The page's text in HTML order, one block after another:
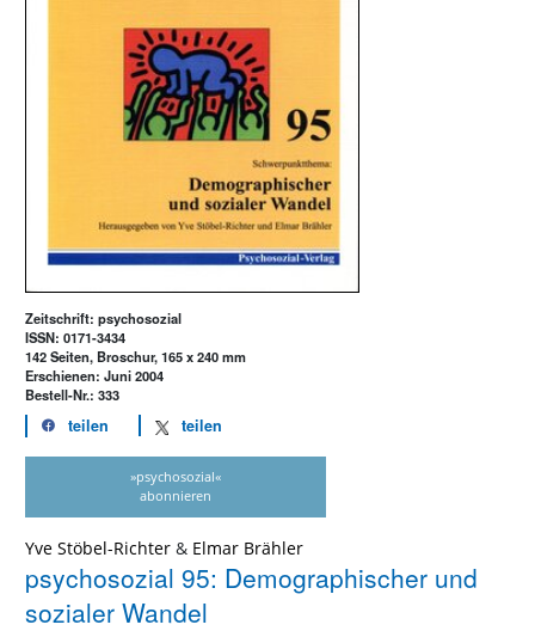
Zeitschrift: psychosozial
ISSN: 0171-3434
142 Seiten, Broschur, 165 x 240 mm
Erschienen: Juni 2004
Bestell-Nr.: 333
teilen teilen
»psychosozial«
abonnieren
Yve Stöbel-Richter & Elmar Brähler
psychosozial 95: Demographischer und
sozialer Wandel